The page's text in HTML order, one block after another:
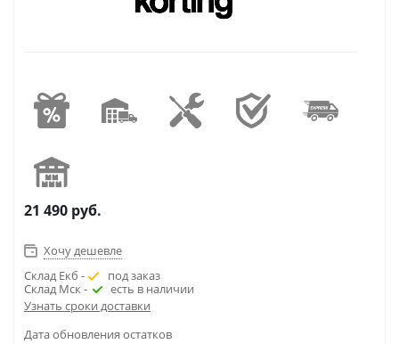
21 490 руб.
Хочу дешевле
Склад Екб -
под заказ
Склад Мск -
есть в наличии
Узнать сроки доставки
Дата обновления остатков